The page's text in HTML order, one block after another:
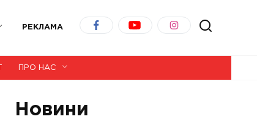
РЕКЛАМА
ПРО НАС
Новини